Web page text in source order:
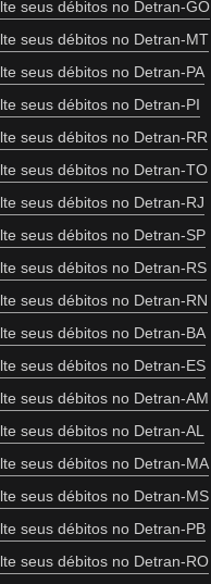
seus débitos no Detran-GO
seus débitos no Detran-MT
seus débitos no Detran-PA
seus débitos no Detran-PI
seus débitos no Detran-RR
seus débitos no Detran-TO
seus débitos no Detran-RJ
seus débitos no Detran-SP
seus débitos no Detran-RS
seus débitos no Detran-RN
seus débitos no Detran-BA
seus débitos no Detran-ES
seus débitos no Detran-AM
seus débitos no Detran-AL
seus débitos no Detran-MA
seus débitos no Detran-MS
seus débitos no Detran-PB
seus débitos no Detran-RO